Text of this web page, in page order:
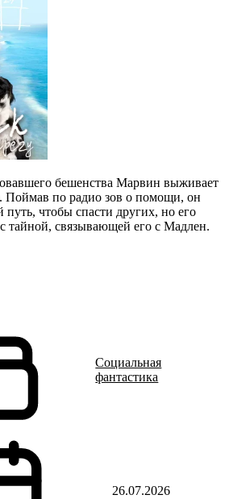
бешенства Марвин выживает
Поймав по радио зов о помощи, он
путь, чтобы спасти других, но его
тайной, связывающей его с Мадлен.
Социальная
фантастика
26.07.2026